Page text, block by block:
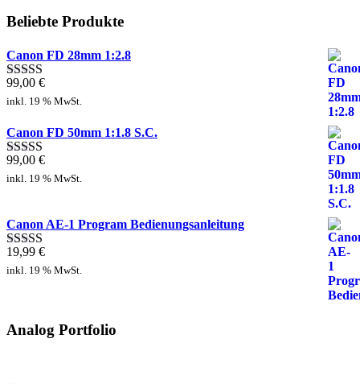
Beliebte Produkte
Canon FD 28mm 1:2.8
Bewertet mit
5.00 von 5
99,00 €
inkl. 19 % MwSt.
Canon FD 50mm 1:1.8 S.C.
Bewertet mit
5.00 von 5
99,00 €
inkl. 19 % MwSt.
Canon AE-1 Program Bedienungsanleitung
Bewertet mit
5.00 von 5
19,99 €
inkl. 19 % MwSt.
Analog Portfolio